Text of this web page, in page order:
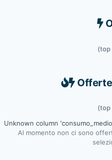
(top
Offerte
(top
Unknown column
Al momento non ci sono